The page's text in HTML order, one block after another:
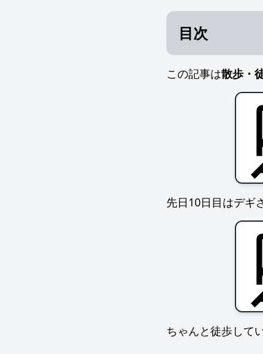
目次
さて、本題へ
2022年10月あ
オタク、つい
いざ、大腸内
この記事は散歩・
先日10日目はデギ
ちゃんと徒歩して